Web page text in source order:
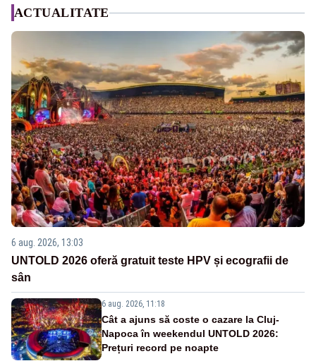
ACTUALITATE
6 aug. 2026, 13:03
UNTOLD 2026 oferă gratuit teste HPV și ecografii de
sân
6 aug. 2026, 11:18
Cât a ajuns să coste o cazare la Cluj-
Napoca în weekendul UNTOLD 2026:
Prețuri record pe noapte